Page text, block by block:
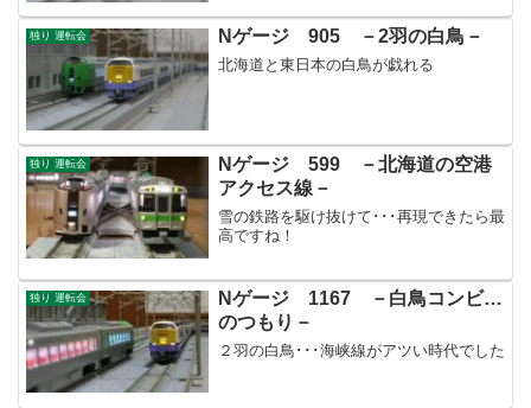
独り 運転会 Nゲージ 905 －2羽の白鳥－
北海道と東日本の白鳥が戯れる
独り 運転会
Nゲージ 599 －北海道の空港
アクセス線－
雪の鉄路を駆け抜けて･･･再現できたら最
高ですね！
独り 運転会
Nゲージ 1167 －白鳥コンビ…
のつもり－
２羽の白鳥･･･海峡線がアツい時代でした